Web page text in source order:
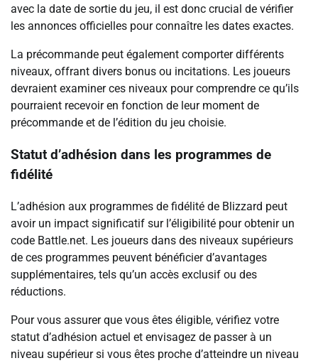
avec la date de sortie du jeu, il est donc crucial de vérifier
les annonces officielles pour connaître les dates exactes.
La précommande peut également comporter différents
niveaux, offrant divers bonus ou incitations. Les joueurs
devraient examiner ces niveaux pour comprendre ce qu’ils
pourraient recevoir en fonction de leur moment de
précommande et de l’édition du jeu choisie.
Statut d’adhésion dans les programmes de
fidélité
L’adhésion aux programmes de fidélité de Blizzard peut
avoir un impact significatif sur l’éligibilité pour obtenir un
code Battle.net. Les joueurs dans des niveaux supérieurs
de ces programmes peuvent bénéficier d’avantages
supplémentaires, tels qu’un accès exclusif ou des
réductions.
Pour vous assurer que vous êtes éligible, vérifiez votre
statut d’adhésion actuel et envisagez de passer à un
niveau supérieur si vous êtes proche d’atteindre un niveau